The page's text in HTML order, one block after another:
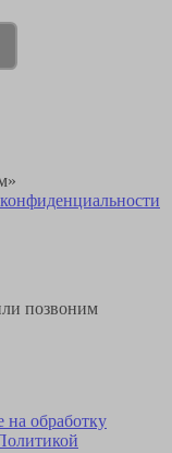
позвоним
на обработку